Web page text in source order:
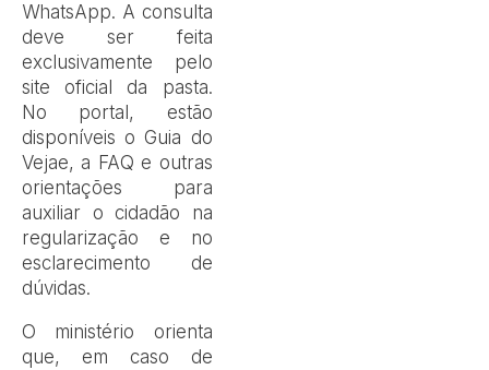
WhatsApp. A consulta
deve ser feita
exclusivamente pelo
site oficial da pasta.
No portal, estão
disponíveis o Guia do
Vejae, a FAQ e outras
orientações para
auxiliar o cidadão na
regularização e no
esclarecimento de
dúvidas.
O ministério orienta
que, em caso de